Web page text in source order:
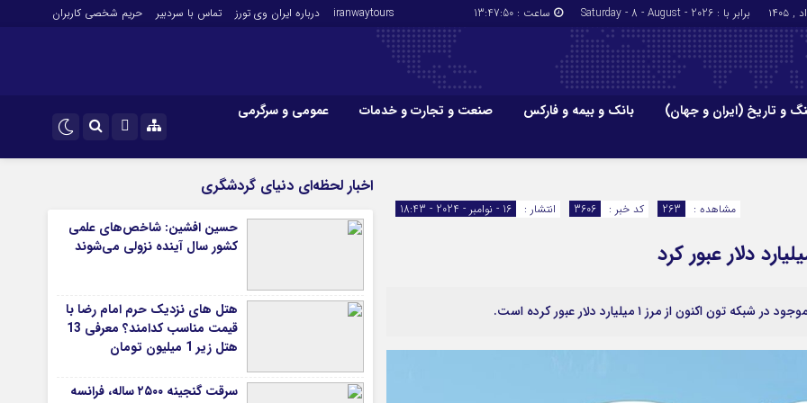
برابر با : Saturday - 8 - August - 2026 ساعت : 13:47:51
iranwaytours درباره ایران وی تورز تماس با سردبیر حریم شخصی کاربران
و تاریخ (ایران و جهان) بانک و بیمه و فارکس صنعت و تجارت و خدمات
عمومی و سرگرمی
اینستاگرام
گزارش‌های خبری میراث فرهنگی
بانک و بیمه و فارکس
ارزدیجیتال
صنعت و تجارت و خدمات
اقتصاد گردشگری
خودرو
انتشار :
16 - نوامبر - 2024 - 18:43 کد خبر : 3606 مشاهده : 263
اخبار لحظه‌ای دنیای گردشگری
حسین افشین: شاخص‌های علمی
کشور سال آینده نزولی می‌شوند
هتل های نزدیک حرم امام رضا با
قیمت مناسب کدامند؟ معرفی 13
هتل زیر 1 میلیون تومان
سرقت گنجینه ۲۵۰۰ ساله، فرانسه